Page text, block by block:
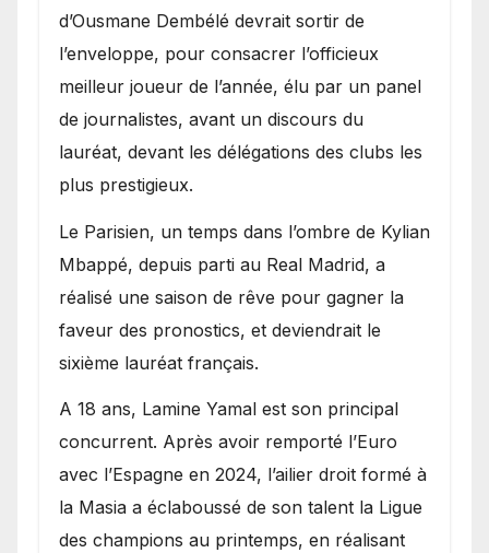
d’Ousmane Dembélé devrait sortir de
l’enveloppe, pour consacrer l’officieux
meilleur joueur de l’année, élu par un panel
de journalistes, avant un discours du
lauréat, devant les délégations des clubs les
plus prestigieux.
Le Parisien, un temps dans l’ombre de Kylian
Mbappé, depuis parti au Real Madrid, a
réalisé une saison de rêve pour gagner la
faveur des pronostics, et deviendrait le
sixième lauréat français.
A 18 ans, Lamine Yamal est son principal
concurrent. Après avoir remporté l’Euro
avec l’Espagne en 2024, l’ailier droit formé à
la Masia a éclaboussé de son talent la Ligue
des champions au printemps, en réalisant